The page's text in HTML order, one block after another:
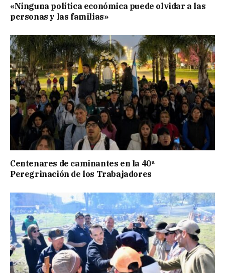
«Ninguna política económica puede olvidar a las
personas y las familias»
Centenares de caminantes en la 40ª
Peregrinación de los Trabajadores